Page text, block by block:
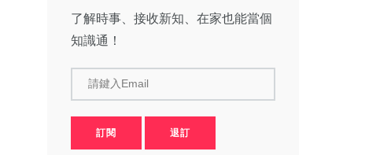
了解時事、接收新知、在家也能當個
知識通！
請鍵入Email
訂閱 退訂